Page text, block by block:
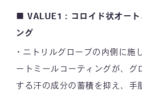
■ VALUE1：コロイド状オート
ング
ニトリルグローブの内側に施
ートミールコーティングが、グ
する汗の成分の蓄積を抑え、手